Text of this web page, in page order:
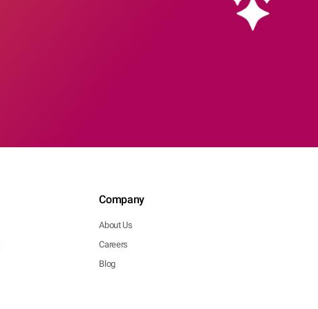
Company
About Us
Careers
Blog